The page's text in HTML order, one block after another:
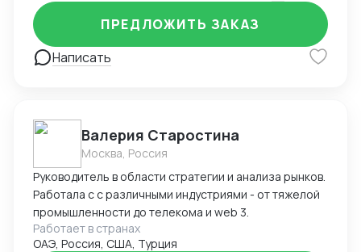
Написать
ПРЕДЛОЖИТЬ ЗАКАЗ
Валерия Старостина
Москва, Россия
Руководитель в области стратегии и анализа рынков.
Работала с с различными индустриями - от тяжелой
промышленности до телекома и web 3.
Работает в странах
ОАЭ, Россия, США, Турция